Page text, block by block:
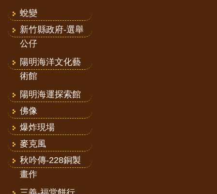
蛻變
新竹縣政府-選舉
公仔
陽明海洋文化藝
術館
陽明海運探索館
佛像
爆炸現場
麥克風
秋吟傳-228銅製
畫作